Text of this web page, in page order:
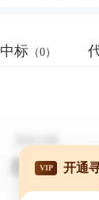
中标 （0）
VIP 开通